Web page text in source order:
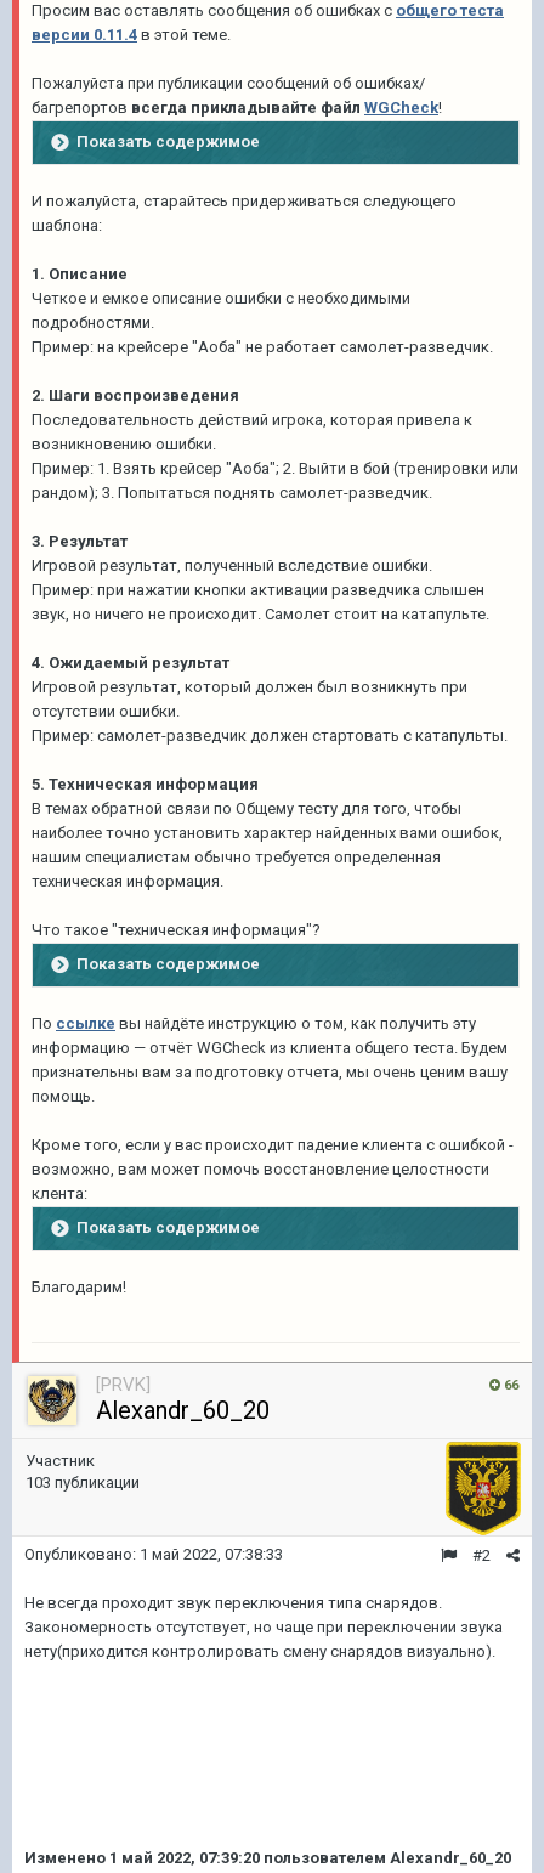
Просим вас оставлять сообщения об ошибках с общего теста
версии 0.11.4 в этой теме.
Пожалуйста при публикации сообщений об ошибках/
багрепортов всегда прикладывайте файл WGCheck!
Показать содержимое
И пожалуйста, старайтесь придерживаться следующего
шаблона:
1. Описание
Четкое и емкое описание ошибки с необходимыми
подробностями.
Пример: на крейсере "Аоба" не работает самолет-разведчик.
2. Шаги воспроизведения
Последовательность действий игрока, которая привела к
возникновению ошибки.
Пример: 1. Взять крейсер "Аоба"; 2. Выйти в бой (тренировки или
рандом); 3. Попытаться поднять самолет-разведчик.
3. Результат
Игровой результат, полученный вследствие ошибки.
Пример: при нажатии кнопки активации разведчика слышен
звук, но ничего не происходит. Самолет стоит на катапульте.
4. Ожидаемый результат
Игровой результат, который должен был возникнуть при
отсутствии ошибки.
Пример: самолет-разведчик должен стартовать с катапульты.
5. Техническая информация
В темах обратной связи по Общему тесту для того, чтобы
наиболее точно установить характер найденных вами ошибок,
нашим специалистам обычно требуется определенная
техническая информация.
Что такое "техническая информация"?
Показать содержимое
По ссылке вы найдёте инструкцию о том, как получить эту
информацию — отчёт WGCheck из клиента общего теста. Будем
признательны вам за подготовку отчета, мы очень ценим вашу
помощь.
Кроме того, если у вас происходит падение клиента с ошибкой -
возможно, вам может помочь восстановлени е целостности
клен та:
Показать содержимое
Благодарим!
66
[PRVK]
Alexandr_60_20
Участник
103 публикации
#2
Опубликовано: 1 май 2022, 07:38:33
Не всегда проходит звук переключения типа снарядов.
Закономерность отсутствует, но чаще при переключении звука
нету(приходится контролировать смену снарядов визуально).
Изменено 1 май 2022, 07:39:20 пользователем Alexandr_60_20